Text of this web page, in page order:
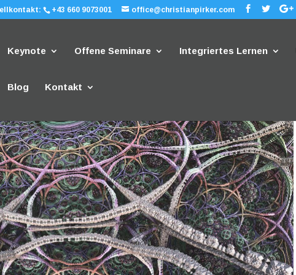
+43 660 9073001 office@christianpirker.com
Keynote Offene Seminare Integriertes Lernen
Blog Kontakt